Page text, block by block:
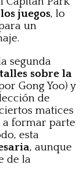
juegos, lo
un
segunda
sobre la
Gong Yoo) y
de
matices
a formar parte
esta
, aunque
de la